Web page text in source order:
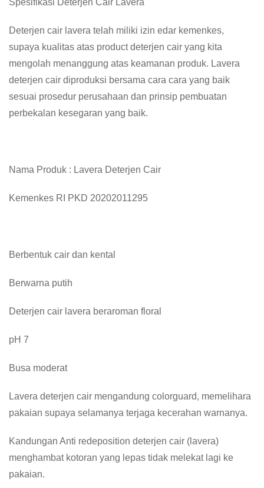
Spesifikasi Deterjen Cair Lavera
Deterjen cair lavera telah miliki izin edar kemenkes,
supaya kualitas atas product deterjen cair yang kita
mengolah menanggung atas keamanan produk. Lavera
deterjen cair diproduksi bersama cara cara yang baik
sesuai prosedur perusahaan dan prinsip pembuatan
perbekalan kesegaran yang baik.
Nama Produk : Lavera Deterjen Cair
Kemenkes RI PKD 20202011295
Berbentuk cair dan kental
Berwarna putih
Deterjen cair lavera beraroman floral
pH 7
Busa moderat
Lavera deterjen cair mengandung colorguard, memelihara
pakaian supaya selamanya terjaga kecerahan warnanya.
Kandungan Anti redeposition deterjen cair (lavera)
menghambat kotoran yang lepas tidak melekat lagi ke
pakaian.